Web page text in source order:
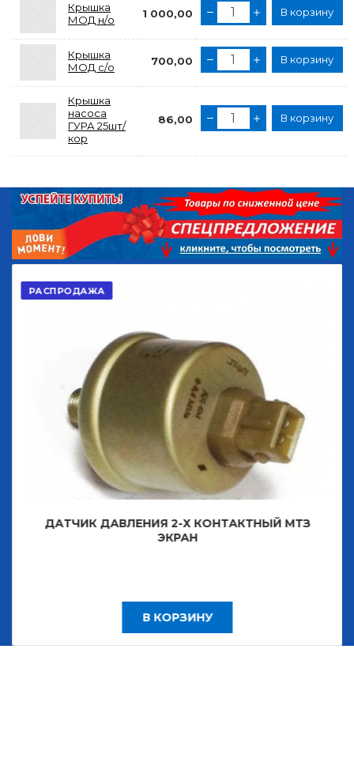
Крышка
МОД н/о
1 000,00 В корзину
Крышка
МОД с/о
700,00 В корзину
Крышка
насоса
ГУРА 25шт/
кор
86,00 В корзину
РАСПРОДАЖА
ДАТЧИК ДАВЛЕНИЯ 2-Х КОНТАКТНЫЙ МТЗ
ЭКРАН
В КОРЗИНУ